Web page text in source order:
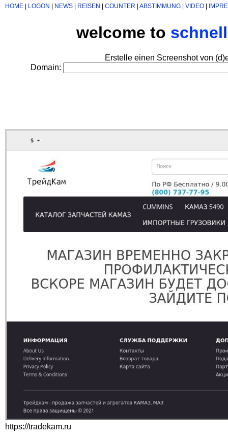
HOME LOGON NEWS REISEN COUNTER ABSTIMMUNG VIDEO
welcome to
Erstelle einen Screenshot von
Domain:
https://tradekam.ru